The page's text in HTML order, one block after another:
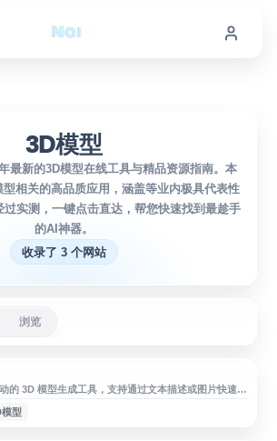
3D模型
最新的3D模型在线工具与精品资源指南。本
相关的高品质应用，涵盖等业内极具代表性
过实测，一键点击直达，帮您快速找到最趁手
的AI神器。
收录了 3 个网站
浏览
的 3D 模型生成工具，支持通过文本描述或图片快速生
平台面向设计师、开发者、游戏制作、3D 打印和数字
在短时间内完成模型概念生成与素材制作，提升 3D 创
模型